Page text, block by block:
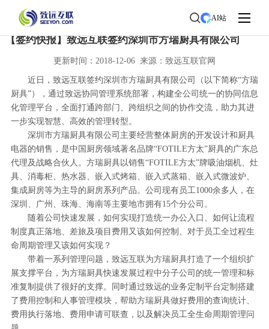
AI站
首页>了解致远>新闻中心
【签约快报】致远互联签约深圳市方瑞厨具有限公司
更新时间：2018-12-06 来源：致远互联官网
近日，致远互联签约深圳市方瑞厨具有限公司（以下简称“方瑞
厨具”），通过致远协同管理系统部署，构建全公司统一的协同信息
化管理平台，全面打通跨部门、跨组织之间的协作交流，助力其进
一步实现智慧、高效的管理转型。
深圳市方瑞厨具有限公司主要经营整体厨房的开发设计和厨具
电器的销售，是中国厨房领域著名品牌“FOTILE方太”厨具的广东总
代理及战略合伙人。方瑞厨具以销售“FOTILE方太”牌吸油烟机、灶
具、消毒柜、热水器、嵌入式烤箱、嵌入式蒸箱、嵌入式微波炉、
集成厨房等为主导的厨房系列产品。公司现有员工1000余多人，在
深圳、广州、珠海、海南等主要地市拥有15个分公司。
随着公司快速发展，如何实现打造统一办公入口、如何让流程
制度真正落地、差旅及项目费用又该如何控制、对于员工全过程生
命周期管理又该如何实现？
带着一系列管理问题，致远互联为方瑞厨具打造了一个组织扩
展支撑平台，为方瑞厨具快速发展过程中分子公司的统一管理和标
准复制提供了很好的支撑。同时通过致远的业务定制平台定制搭建
了费用控制和人事管理模块，帮助方瑞厨具做好费用的查询统计、
费用执行落地、费用申请可联查，以及解决员工全生命周期管理问